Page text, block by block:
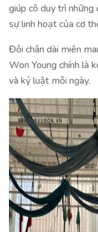
giúp cô duy trì
sự linh hoạt của cơ
Đôi chân dài miên
Won Young chính là
và kỷ luật mỗi ngày.